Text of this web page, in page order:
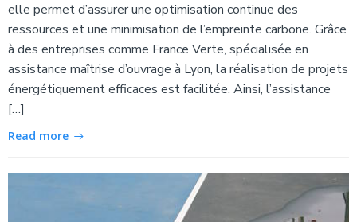
elle permet d’assurer une optimisation continue des
ressources et une minimisation de l’empreinte carbone. Grâce
à des entreprises comme France Verte, spécialisée en
assistance maîtrise d’ouvrage à Lyon, la réalisation de projets
énergétiquement efficaces est facilitée. Ainsi, l’assistance
[…]
Read more